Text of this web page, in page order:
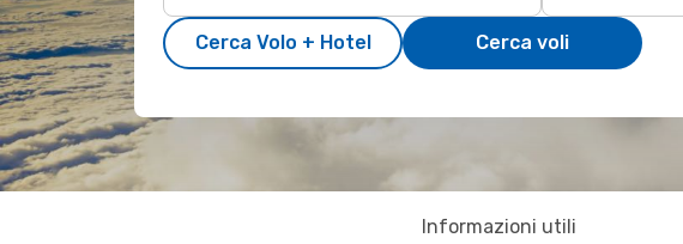
Cerca Volo + Hotel Cerca voli
Informazioni utili